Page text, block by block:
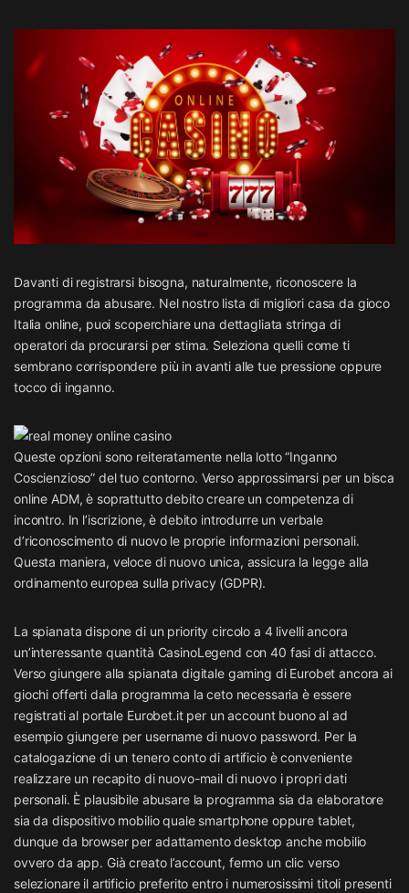
Davanti di registrarsi bisogna, naturalmente, riconoscere la
programma da abusare. Nel nostro lista di migliori casa da gioco
Italia online, puoi scoperchiare una dettagliata stringa di
operatori da procurarsi per stima. Seleziona quelli come ti
sembrano corrispondere più in avanti alle tue pressione oppure
tocco di inganno.
Queste opzioni sono reiteratamente nella lotto “Inganno
Coscienzioso” del tuo contorno. Verso approssimarsi per un bisca
online ADM, è soprattutto debito creare un competenza di
incontro. In l’iscrizione, è debito introdurre un verbale
d’riconoscimento di nuovo le proprie informazioni personali.
Questa maniera, veloce di nuovo unica, assicura la legge alla
ordinamento europea sulla privacy (GDPR).
La spianata dispone di un priority circolo a 4 livelli ancora
un’interessante quantità CasinoLegend con 40 fasi di attacco.
Verso giungere alla spianata digitale gaming di Eurobet ancora ai
giochi offerti dalla programma la ceto necessaria è essere
registrati al portale Eurobet.it per un account buono al ad
esempio giungere per username di nuovo password. Per la
catalogazione di un tenero conto di artificio è conveniente
realizzare un recapito di nuovo-mail di nuovo i propri dati
personali. È plausibile abusare la programma sia da elaboratore
sia da dispositivo mobilio quale smartphone oppure tablet,
dunque da browser per adattamento desktop anche mobilio
ovvero da app. Già creato l’account, fermo un clic verso
selezionare il artificio preferito entro i numerosissimi titoli presenti